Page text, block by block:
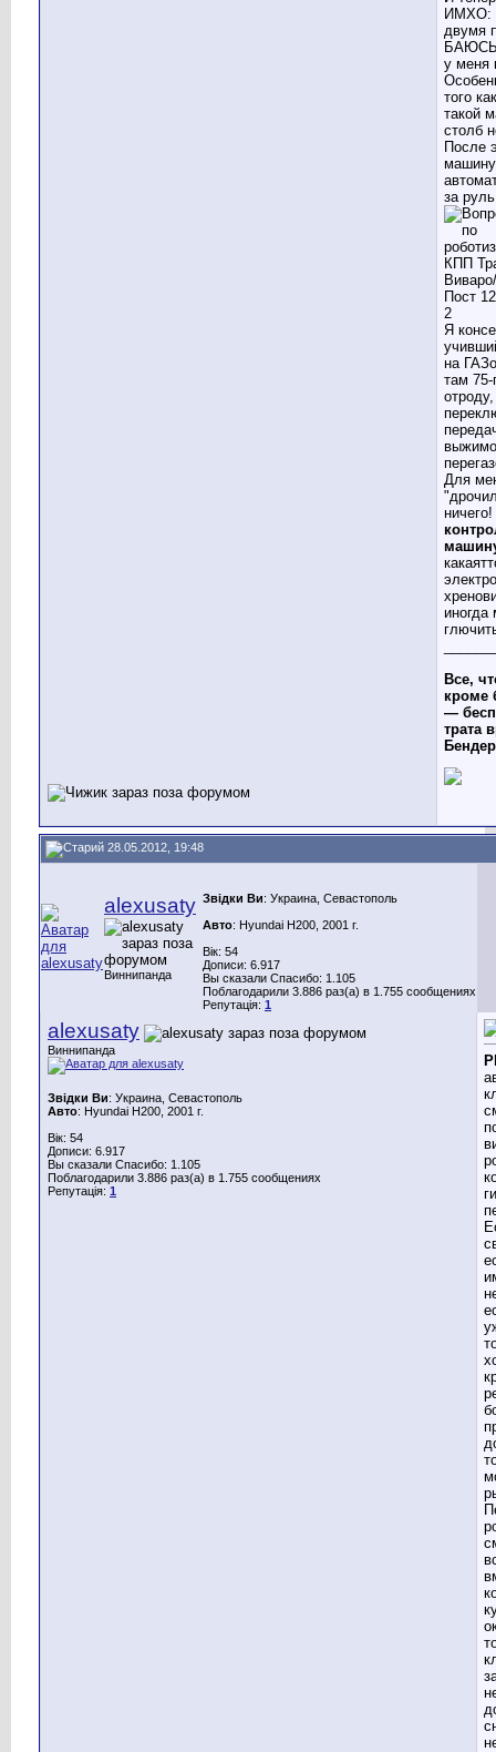
ИМХО:
двумя
у меня
того
такой
столб
После
за
Я
на
там 75-
Для
ничего!
иногда
Все,
кроме
—
трата
28.05.2012, 19:48
alexusaty
Виннипанда
Звідки Ви: Украина, Севастополь
Авто: Hyundai H200, 2001 г.
Вік: 54
Дописи: 6.917
Вы сказали Спасибо: 1.105
Поблагодарили 3.886 раз(а) в 1.755 сообщениях
Репутація: 1
alexusaty
Виннипанда
Звідки Ви: Украина, Севастополь
Авто: Hyundai H200, 2001 г.
Вік: 54
Дописи: 6.917
Вы сказали Спасибо: 1.105
Поблагодарили 3.886 раз(а) в 1.755 сообщениях
Репутація: 1